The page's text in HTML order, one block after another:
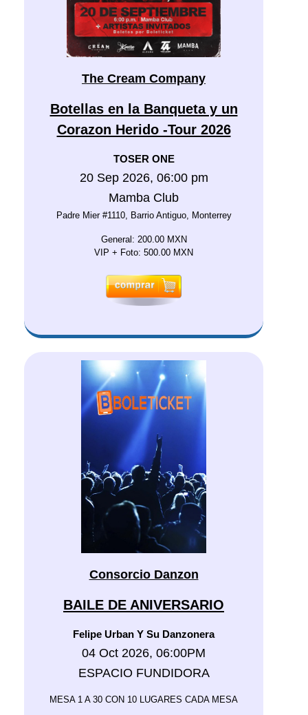
The Cream Company
Botellas en la Banqueta y un
Corazon Herido -Tour 2026
TOSER ONE
20 Sep 2026, 06:00 pm
Mamba Club
Padre Mier #1110, Barrio Antiguo, Monterrey
General: 200.00 MXN
VIP + Foto: 500.00 MXN
Consorcio Danzon
BAILE DE ANIVERSARIO
Felipe Urban Y Su Danzonera
04 Oct 2026, 06:00PM
ESPACIO FUNDIDORA
MESA 1 A 30 CON 10 LUGARES CADA MESA